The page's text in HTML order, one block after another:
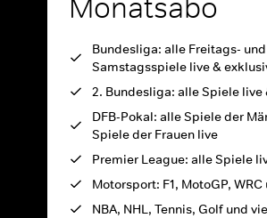
Monatsabo
Bundesliga: alle Freitags- und
Samstagsspiele live &
2. Bundesliga: alle Spiele live
DFB-Pokal: alle Spiele der
Spiele der Frauen live
Premier League: alle Spiele
Motorsport: F1, MotoGP, WRC
NBA, NHL, Tennis, Golf und